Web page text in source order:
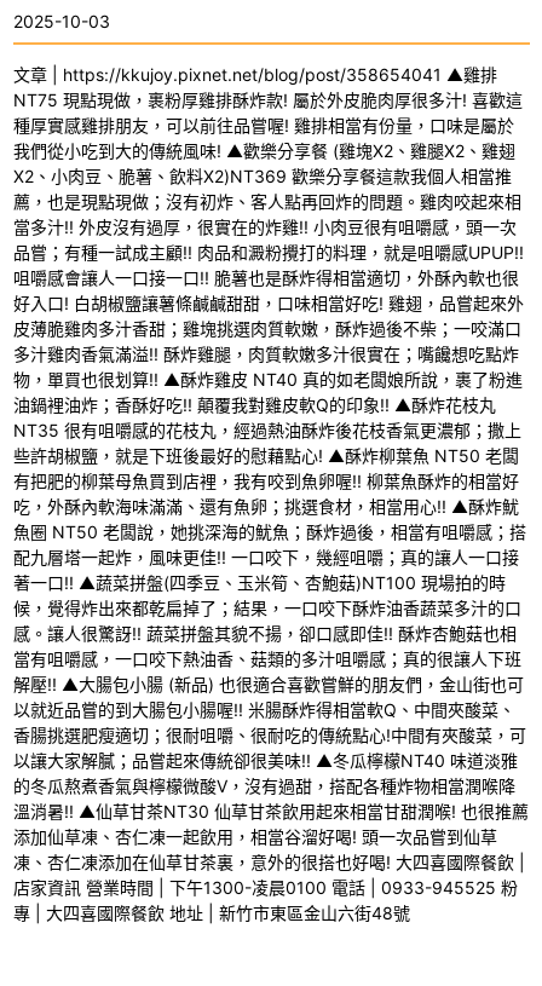
2025-10-03
文章 | https://kkujoy.pixnet.net/blog/post/358654041 ▲雞排
NT75 現點現做，裹粉厚雞排酥炸款! 屬於外皮脆肉厚很多汁! 喜歡這
種厚實感雞排朋友，可以前往品嘗喔! 雞排相當有份量，口味是屬於
我們從小吃到大的傳統風味! ▲歡樂分享餐 (雞塊X2、雞腿X2、雞翅
X2、小肉豆、脆薯、飲料X2)NT369 歡樂分享餐這款我個人相當推
薦，也是現點現做；沒有初炸、客人點再回炸的問題。雞肉咬起來相
當多汁!! 外皮沒有過厚，很實在的炸雞!! 小肉豆很有咀嚼感，頭一次
品嘗；有種一試成主顧!! 肉品和澱粉攪打的料理，就是咀嚼感UPUP!!
咀嚼感會讓人一口接一口!! 脆薯也是酥炸得相當適切，外酥內軟也很
好入口! 白胡椒鹽讓薯條鹹鹹甜甜，口味相當好吃! 雞翅，品嘗起來外
皮薄脆雞肉多汁香甜；雞塊挑選肉質軟嫩，酥炸過後不柴；一咬滿口
多汁雞肉香氣滿溢!! 酥炸雞腿，肉質軟嫩多汁很實在；嘴饞想吃點炸
物，單買也很划算!! ▲酥炸雞皮 NT40 真的如老闆娘所說，裹了粉進
油鍋裡油炸；香酥好吃!! 顛覆我對雞皮軟Q的印象!! ▲酥炸花枝丸
NT35 很有咀嚼感的花枝丸，經過熱油酥炸後花枝香氣更濃郁；撒上
些許胡椒鹽，就是下班後最好的慰藉點心! ▲酥炸柳葉魚 NT50 老闆
有把肥的柳葉母魚買到店裡，我有咬到魚卵喔!! 柳葉魚酥炸的相當好
吃，外酥內軟海味滿滿、還有魚卵；挑選食材，相當用心!! ▲酥炸魷
魚圈 NT50 老闆說，她挑深海的魷魚；酥炸過後，相當有咀嚼感；搭
配九層塔一起炸，風味更佳!! 一口咬下，幾經咀嚼；真的讓人一口接
著一口!! ▲蔬菜拼盤(四季豆、玉米筍、杏鮑菇)NT100 現場拍的時
候，覺得炸出來都乾扁掉了；結果，一口咬下酥炸油香蔬菜多汁的口
感。讓人很驚訝!! 蔬菜拼盤其貌不揚，卻口感即佳!! 酥炸杏鮑菇也相
當有咀嚼感，一口咬下熱油香、菇類的多汁咀嚼感；真的很讓人下班
解壓!! ▲大腸包小腸 (新品) 也很適合喜歡嘗鮮的朋友們，金山街也可
以就近品嘗的到大腸包小腸喔!! 米腸酥炸得相當軟Q、中間夾酸菜、
香腸挑選肥瘦適切；很耐咀嚼、很耐吃的傳統點心!中間有夾酸菜，可
以讓大家解膩；品嘗起來傳統卻很美味!! ▲冬瓜檸檬NT40 味道淡雅
的冬瓜熬煮香氣與檸檬微酸V，沒有過甜，搭配各種炸物相當潤喉降
溫消暑!! ▲仙草甘茶NT30 仙草甘茶飲用起來相當甘甜潤喉! 也很推薦
添加仙草凍、杏仁凍一起飲用，相當谷溜好喝! 頭一次品嘗到仙草
凍、杏仁凍添加在仙草甘茶裏，意外的很搭也好喝! 大四喜國際餐飲 |
店家資訊 營業時間 | 下午1300-凌晨0100 電話 | 0933-945525 粉
專 | 大四喜國際餐飲 地址 | 新竹市東區金山六街48號